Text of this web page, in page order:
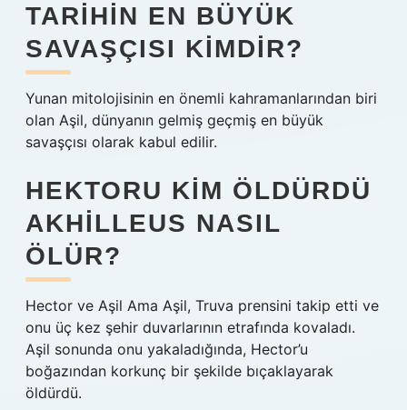
TARIHIN EN BÜYÜK
SAVAŞÇISI KIMDIR?
Yunan mitolojisinin en önemli kahramanlarından biri
olan Aşil, dünyanın gelmiş geçmiş en büyük
savaşçısı olarak kabul edilir.
HEKTORU KIM ÖLDÜRDÜ
AKHILLEUS NASIL
ÖLÜR?
Hector ve Aşil Ama Aşil, Truva prensini takip etti ve
onu üç kez şehir duvarlarının etrafında kovaladı.
Aşil sonunda onu yakaladığında, Hector’u
boğazından korkunç bir şekilde bıçaklayarak
öldürdü.